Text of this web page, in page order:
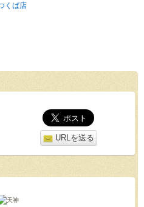
くば店
URLを送る